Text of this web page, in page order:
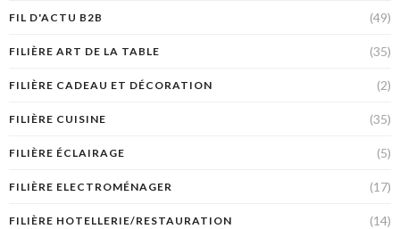
FIL D'ACTU B2B (49)
FILIÈRE ART DE LA TABLE (35)
FILIÈRE CADEAU ET DÉCORATION (2)
FILIÈRE CUISINE (35)
FILIÈRE ÉCLAIRAGE (5)
FILIÈRE ELECTROMÉNAGER (17)
FILIÈRE HOTELLERIE/RESTAURATION (14)